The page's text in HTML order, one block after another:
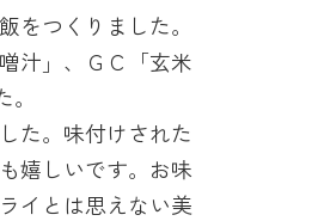
つくりました。
汁」、ＧＣ「玄米
た。味付けされた
嬉しいです。お味
イとは思えない美